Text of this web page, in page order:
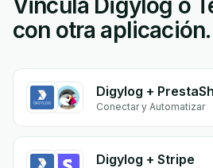
Vincula Digylog o
con otra aplicación.
Digylog +
Conectar y Automatizar
Digylog + Stripe